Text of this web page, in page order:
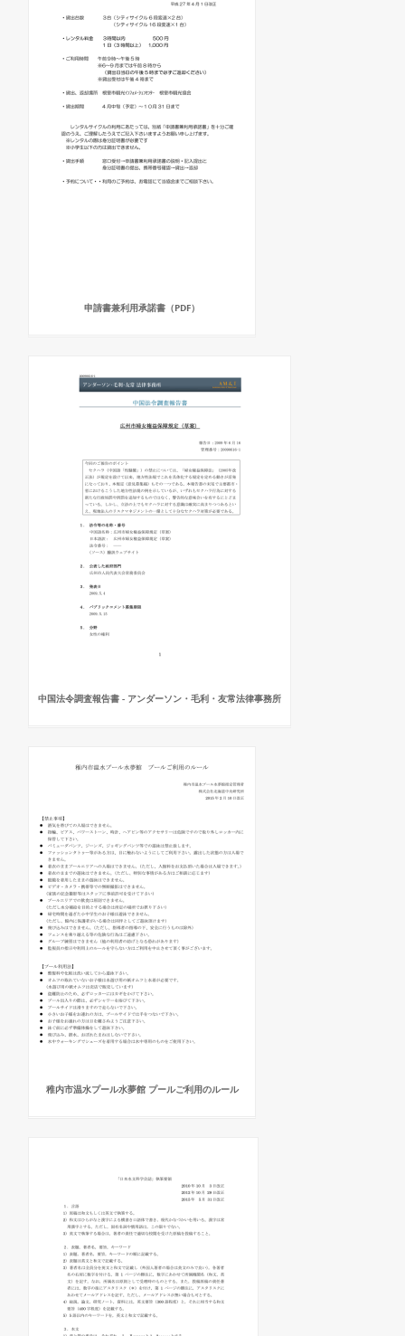
申請書兼利用承諾書（PDF）
中国法令調査報告書 - アンダーソン・毛利・友常法律事務所
稚内市温水プール水夢館 プールご利用のルール